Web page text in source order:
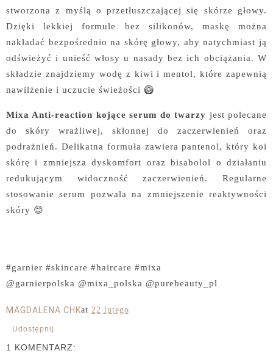
stworzona z myślą o przetłuszczającej się skórze głowy.
Dzięki lekkiej formule bez silikonów, maskę można
nakładać bezpośrednio na skórę głowy, aby natychmiast ją
odświeżyć i unieść włosy u nasady bez ich obciążania. W
składzie znajdziemy wodę z kiwi i mentol, które zapewnią
nawilżenie i uczucie świeżości 🥝
Mixa Anti-reaction kojące serum do twarzy jest polecane
do skóry wrażliwej, skłonnej do zaczerwienień oraz
podrażnień. Delikatna formuła zawiera pantenol, który koi
skórę i zmniejsza dyskomfort oraz bisabolol o działaniu
redukującym widoczność zaczerwienień. Regularne
stosowanie serum pozwala na zmniejszenie reaktywności
skóry 😊
#garnier #skincare #haircare #mixa
@garnierpolska @mixa_polska @purebeauty_pl
MAGDALENA CHKat 22 lutego
Udostępnij
1 KOMENTARZ: